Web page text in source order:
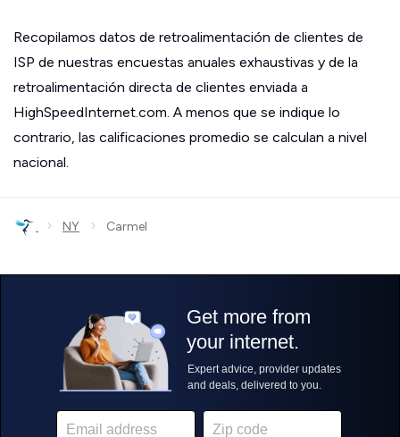
Recopilamos datos de retroalimentación de clientes de
ISP de nuestras encuestas anuales exhaustivas y de la
retroalimentación directa de clientes enviada a
HighSpeedInternet.com. A menos que se indique lo
contrario, las calificaciones promedio se calculan a nivel
nacional.
› NY › Carmel